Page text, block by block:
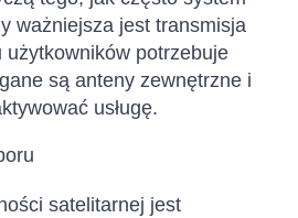
ważniejsza jest transmisja
użytkowników potrzebuje
są anteny zewnętrzne i
usługę.
satelitarnej jest